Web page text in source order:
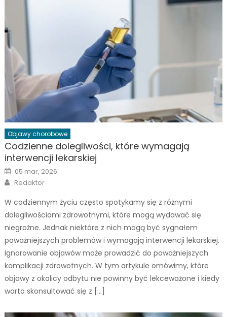
Objawy chorobowe
Codzienne dolegliwości, które wymagają
interwencji lekarskiej
Posted
on
05 mar, 2026
Author
Redaktor
W codziennym życiu często spotykamy się z różnymi
dolegliwościami zdrowotnymi, które mogą wydawać się
niegroźne. Jednak niektóre z nich mogą być sygnałem
poważniejszych problemów i wymagają interwencji lekarskiej.
Ignorowanie objawów może prowadzić do poważniejszych
komplikacji zdrowotnych. W tym artykule omówimy, które
objawy z okolicy odbytu nie powinny być lekceważone i kiedy
warto skonsultować się z […]